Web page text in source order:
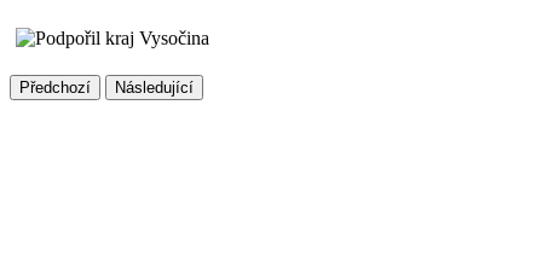
Předchozí Následující